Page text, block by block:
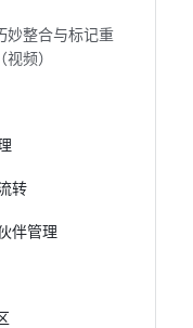
妙整合与标记重
频）
转
伴管理